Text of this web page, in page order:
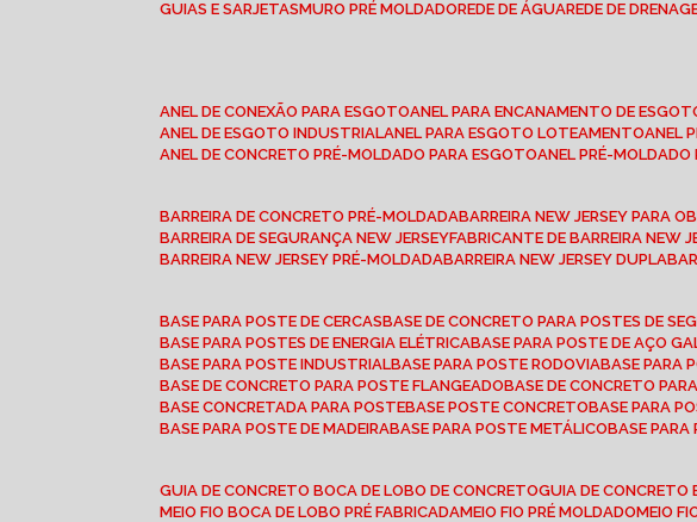
GUIAS E SARJETAS
MURO PRÉ MOLDADO REDE DE ÁGUA REDE DE
ANEL DE CONEXÃO PARA ESGOTO ANEL PARA ENCANAMENTO DE
ANEL DE ESGOTO INDUSTRIAL ANEL PARA ESGOTO LOTEAMENTO ANEL
ANEL DE CONCRETO PRÉ-MOLDADO PARA ESGOTO ANEL PRÉ-
BARREIRA DE CONCRETO PRÉ-MOLDADA BARREIRA NEW JERSEY PARA
BARREIRA DE SEGURANÇA NEW JERSEY FABRICANTE DE BARREIRA NEW
BARREIRA NEW JERSEY PRÉ-MOLDADA BARREIRA NEW JERSEY DUPLA
BASE PARA POSTE DE CERCAS BASE DE CONCRETO PARA POSTES DE
BASE PARA POSTES DE ENERGIA ELÉTRICA BASE PARA POSTE DE AÇO
BASE PARA POSTE INDUSTRIAL BASE PARA POSTE RODOVIA BASE PARA
BASE DE CONCRETO PARA POSTE FLANGEADO BASE DE CONCRETO
BASE CONCRETADA PARA POSTE BASE POSTE CONCRETO BASE PARA
BASE PARA POSTE DE MADEIRA BASE PARA POSTE METÁLICO BASE
GUIA DE CONCRETO BOCA DE LOBO DE CONCRETO
GUIA DE
MEIO FIO BOCA DE LOBO PRÉ FABRICADA
MEIO FIO PRÉ MOLDADO MEIO